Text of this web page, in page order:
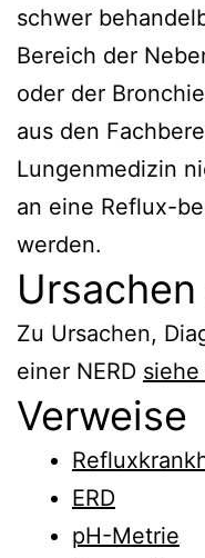
schwer
Bereich der
oder der
aus den
Lungenmedizin
an eine Reflux-
werden.
Zu Ursachen,
einer NERD siehe
Verweise
ERD
pH-Metrie